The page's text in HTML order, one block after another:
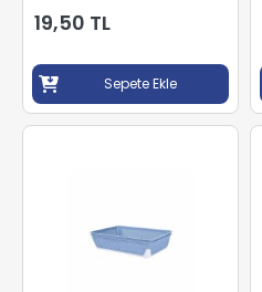
19,50 TL
Sepete Ekle